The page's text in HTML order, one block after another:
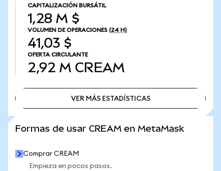
CAPITALIZACIÓN BURSÁTIL
1,28 M $
VOLUMEN DE OPERACIONES (24 H)
41,03 $
OFERTA CIRCULANTE
2,92 M CREAM
VER MÁS ESTADÍSTICAS
Formas de usar CREAM en MetaMask
Comprar CREAM
Empieza en pocos pasos.